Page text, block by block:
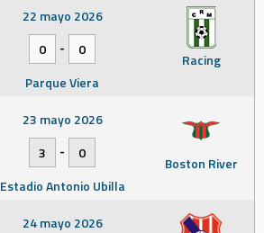
Racing
22 mayo 2026
0
-
0
Parque Viera
Boston River
23 mayo 2026
3
-
0
Estadio Antonio Ubilla
24 mayo 2026